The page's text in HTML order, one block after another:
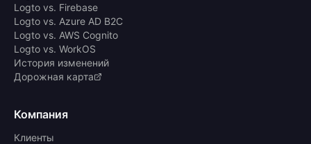
Logto vs. Firebase
Logto vs. Azure AD B2C
Logto vs. AWS Cognito
Logto vs. WorkOS
История изменений
Дорожная карта
Компания
Клиенты